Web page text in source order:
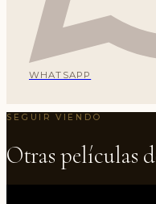
WHATSAPP
SEGUIR VIENDO
Otras películas